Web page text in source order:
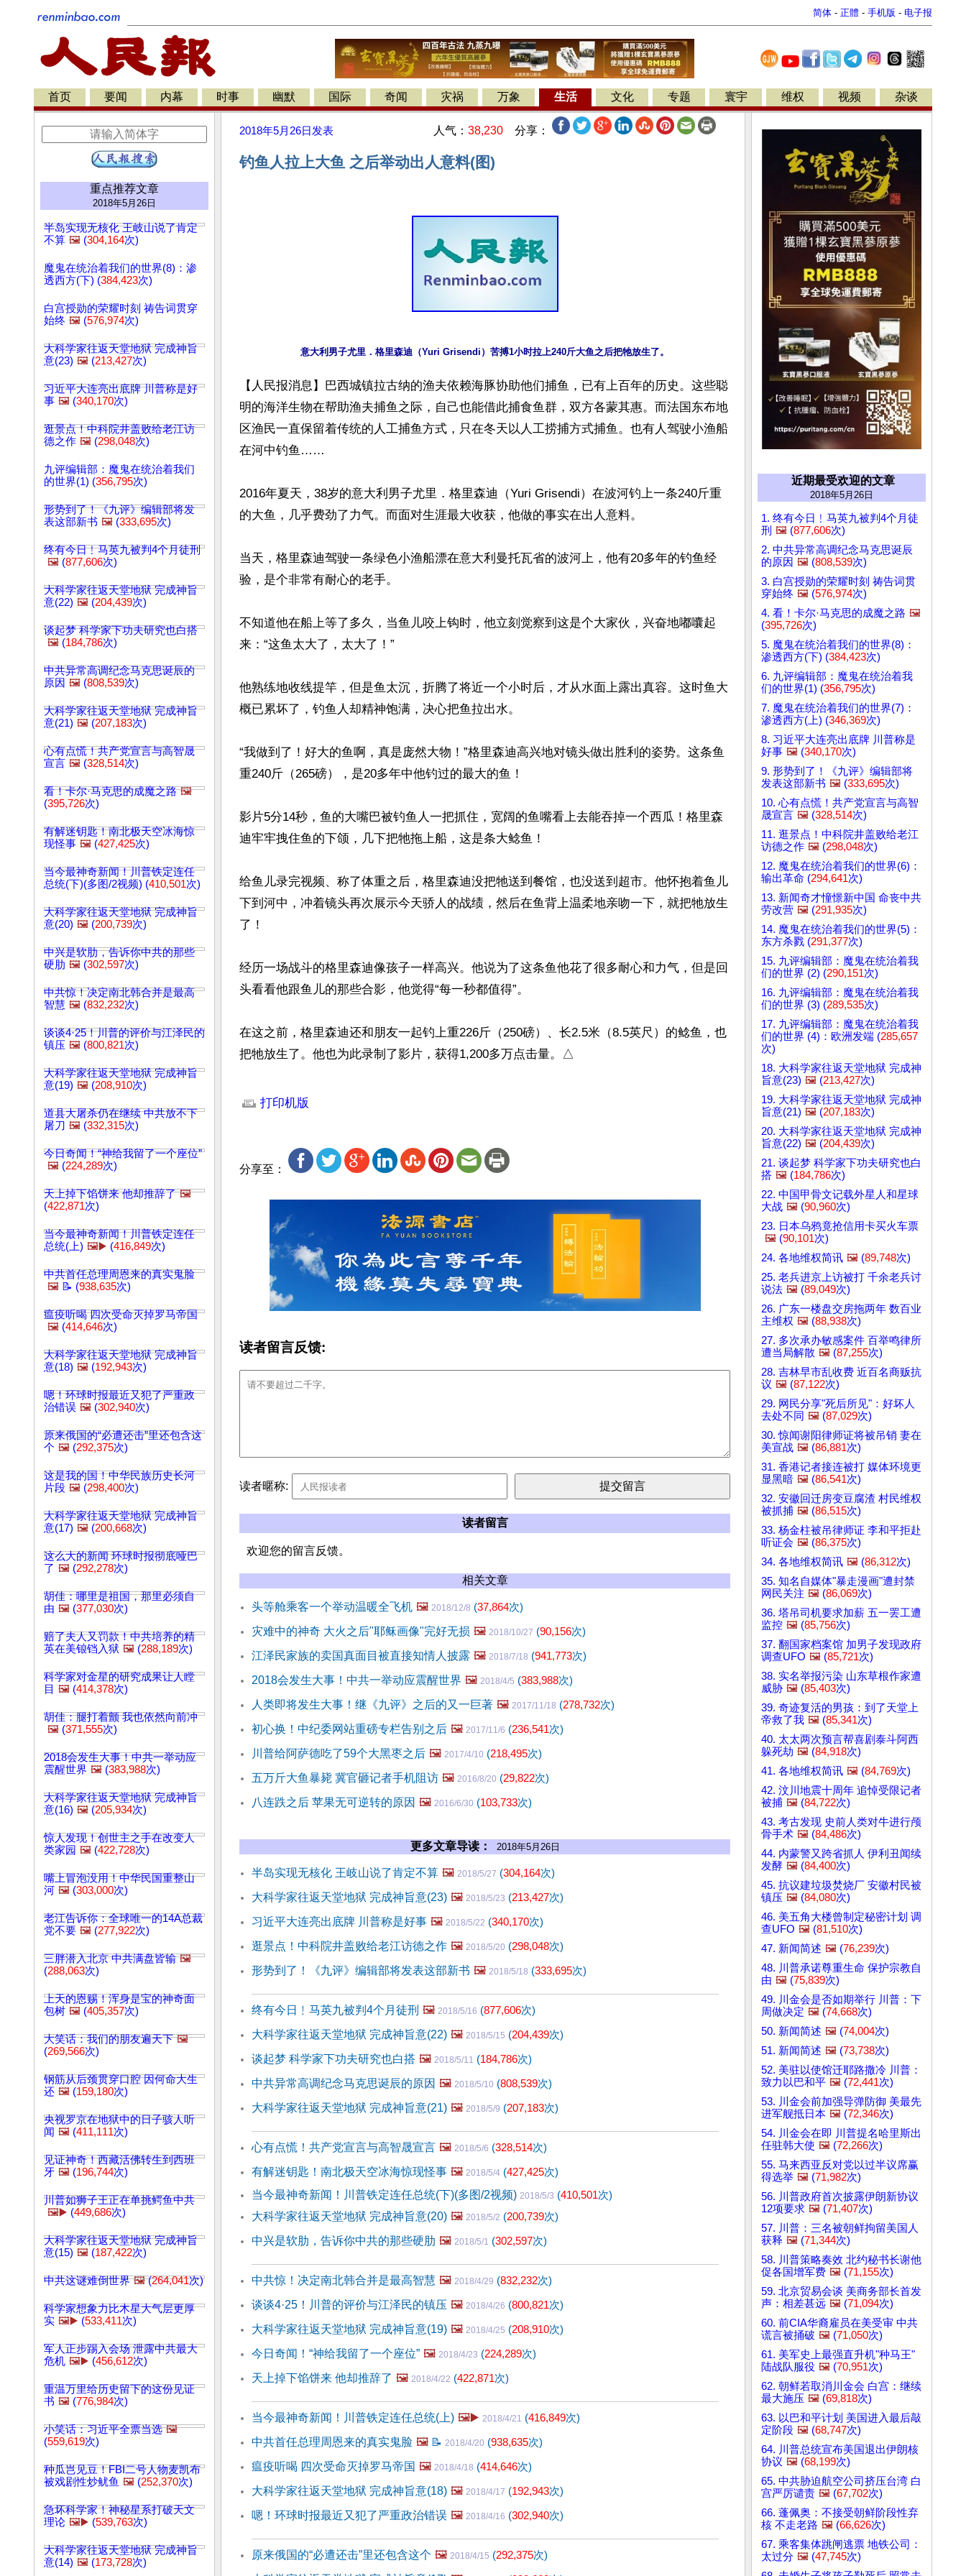
简体 - 正體 - 手机版 - 电子报
首页 要闻 内幕 时事 幽默 国际 奇闻 灾祸 万象 生活 文化 专题 寰宇 维权 视频 杂谈
重点推荐文章
2018年5月26日
半岛实现无核化 王岐山说了肯定
不算 🖼️ (304,164次)
魔鬼在统治着我们的世界(8)：渗
透西方(下) (384,423次)
白宫授勋的荣耀时刻 祷告词贯穿
始终 🖼️ (576,974次)
大科学家往返天堂地狱 完成神旨
意(23) 🖼️ (213,427次)
习近平大连亮出底牌 川普称是好
事 🖼️ (340,170次)
逛景点！中科院井盖败给老江访
德之作 🖼️ (298,048次)
九评编辑部：魔鬼在统治着我们
的世界(1) (356,795次)
形势到了！《九评》编辑部将发
表这部新书 🖼️ (333,695次)
终有今日﹗马英九被判4个月徒刑
🖼️ (877,606次)
大科学家往返天堂地狱 完成神旨
意(22) 🖼️ (204,439次)
谈起梦 科学家下功夫研究也白搭
🖼️ (184,786次)
中共异常高调纪念马克思诞辰的
原因 🖼️ (808,539次)
大科学家往返天堂地狱 完成神旨
意(21) 🖼️ (207,183次)
心有点慌！共产党宣言与高智晟
宣言 🖼️ (328,514次)
看！卡尔·马克思的成魔之路 🖼️
(395,726次)
有解迷钥匙！南北极天空冰海惊
现怪事 🖼️ (427,425次)
当今最神奇新闻！川普铁定连任
总统(下)(多图/2视频) (410,501次)
大科学家往返天堂地狱 完成神旨
意(20) 🖼️ (200,739次)
中兴是软肋，告诉你中共的那些
硬肋 🖼️ (302,597次)
中共惊！决定南北韩合并是最高
智慧 🖼️ (832,232次)
谈谈4·25！川普的评价与江泽民的
镇压 🖼️ (800,821次)
大科学家往返天堂地狱 完成神旨
意(19) 🖼️ (208,910次)
道县大屠杀仍在继续 中共放不下
屠刀 🖼️ (332,315次)
今日奇闻！“神给我留了一个座位”
🖼️ (224,289次)
天上掉下馅饼来 他却推辞了 🖼️
(422,871次)
当今最神奇新闻！川普铁定连任
总统(上) 🖼️▶️ (416,849次)
中共首任总理周恩来的真实鬼脸
🖼️ 📝 (938,635次)
瘟疫听喝 四次受命灭掉罗马帝国
🖼️ (414,646次)
大科学家往返天堂地狱 完成神旨
意(18) 🖼️ (192,943次)
嗯！环球时报最近又犯了严重政
治错误 🖼️ (302,940次)
原来俄国的“必遭还击”里还包含这
个 🖼️ (292,375次)
这是我的国！中华民族历史长河
片段 🖼️ (298,400次)
大科学家往返天堂地狱 完成神旨
意(17) 🖼️ (200,668次)
这么大的新闻 环球时报彻底哑巴
了 🖼️ (292,278次)
胡佳：哪里是祖国，那里必须自
由 🖼️ (377,030次)
赔了夫人又罚款！中共培养的精
英在美锒铛入狱 🖼️ (288,189次)
科学家对金星的研究成果让人瞠
目 🖼️ (414,378次)
胡佳：腿打着颤 我也依然向前冲
🖼️ (371,555次)
2018会发生大事！中共一举动应
震醒世界 🖼️ (383,988次)
大科学家往返天堂地狱 完成神旨
意(16) 🖼️ (205,934次)
惊人发现！创世主之手在改变人
类家园 🖼️ (422,728次)
嘴上冒泡没用！中华民国重整山
河 🖼️ (303,000次)
老江告诉你：全球唯一的14A总裁
党不要 🖼️ (277,922次)
三胖潜入北京 中共满盘皆输 🖼️
(288,063次)
上天的恩赐！浑身是宝的神奇面
包树 🖼️ (405,357次)
大笑话：我们的朋友遍天下 🖼️
(269,566次)
钢筋从后颈贯穿口腔 因何命大生
还 🖼️ (159,180次)
央视罗京在地狱中的日子骇人听
闻 🖼️ (411,111次)
见证神奇！西藏活佛转生到西班
牙 🖼️ (196,744次)
川普如狮子王正在单挑鳄鱼中共
🖼️▶️ (449,686次)
大科学家往返天堂地狱 完成神旨
意(15) 🖼️ (187,422次)
中共这谜难倒世界 🖼️(264,041次)
科学家想象力比木星大气层更厚
实 🖼️▶️ (533,411次)
军人正步踢入会场 泄露中共最大
危机 🖼️▶️ (456,612次)
重温万里给历史留下的这份见证
书 🖼️ (776,984次)
小笑话：习近平全票当选 🖼️
(559,619次)
种瓜岂见豆！FBI二号人物麦凯布
被戏剧性炒鱿鱼 🖼️ (252,370次)
急坏科学家！神秘星系打破天文
理论 🖼️▶️ (539,763次)
大科学家往返天堂地狱 完成神旨
意(14) 🖼️ (173,728次)
2018年5月26日 发表 人气： 38,230 分享：
钓鱼人拉上大鱼 之后举动出人意料(图)
【人民报消息】巴西城镇拉古纳的渔夫依赖海豚协助他们捕鱼，已有上百年的历史。这些聪
明的海洋生物在帮助渔夫捕鱼之际，自己也能借此捕食鱼群，双方各蒙其惠。而法国东布地
区渔民一直保留着传统的人工捕鱼方式，只在冬天以人工捞捕方式捕鱼。也有人驾驶小渔船
在河中钓鱼……
2016年夏天，38岁的意大利男子尤里．格里森迪（Yuri Grisendi）在波河钓上一条240斤重
的大鱼，几乎费劲了力气。而面对生涯最大收获，他做的事实在出人意料。
当天，格里森迪驾驶一条绿色小渔船漂在意大利曼托瓦省的波河上，他有20多年的钓鱼经
验，是个非常有耐心的老手。
不知道他在船上等了多久，当鱼儿咬上钩时，他立刻觉察到这是个大家伙，兴奋地嘟囔起
来：“这鱼太大了，太大了！”
他熟练地收线提竿，但是鱼太沉，折腾了将近一个小时后，才从水面上露出真容。这时鱼大
概已累坏了，钓鱼人却精神饱满，决心把鱼拉出水。
“我做到了！好大的鱼啊，真是庞然大物！”格里森迪高兴地对镜头做出胜利的姿势。这条鱼
重240斤（265磅），是20多年中他钓过的最大的鱼！
影片5分14秒，鱼的大嘴巴被钓鱼人一把抓住，宽阔的鱼嘴看上去能吞掉一个西瓜！格里森
迪牢牢拽住鱼的下颌，几下把牠拖上船，这是条大鲶鱼！
给鱼儿录完视频、称了体重之后，格里森迪没把牠送到餐馆，也没送到超市。他怀抱着鱼儿
下到河中，冲着镜头再次展示今天骄人的战绩，然后在鱼背上温柔地亲吻一下，就把牠放生
了！
经历一场战斗的格里森迪像孩子一样高兴。他说为了这条鱼他花了很多耐心和力气，但是回
头看看他跟鱼儿的那些合影，他觉得“每一秒都值得”。
在这之前，格里森迪还和朋友一起钓上重226斤（250磅）、长2.5米（8.5英尺）的鲶鱼，也
把牠放生了。他也为此录制了影片，获得1,200多万点击量。△
打印机版
分享至：
读者留言反馈:
读者暱称:
读者留言
欢迎您的留言反馈。
相关文章
头等舱乘客一个举动温暖全飞机 🖼️ 2018/12/8 (37,864次)
灾难中的神奇 大火之后"耶稣画像"完好无损 🖼️ 2018/10/27 (90,156次)
江泽民家族的卖国真面目被直接知情人披露 🖼️ 2018/7/18 (941,773次)
2018会发生大事！中共一举动应震醒世界 🖼️ 2018/4/5 (383,988次)
人类即将发生大事！继《九评》之后的又一巨著 🖼️ 2017/11/18 (278,732次)
初心换！中纪委网站重磅专栏告别之后 🖼️ 2017/11/6 (236,541次)
川普给阿萨德吃了59个大黑枣之后 🖼️ 2017/4/10 (218,495次)
五万斤大鱼暴毙 冀官砸记者手机阻访 🖼️ 2016/8/20 (29,822次)
八连跌之后 苹果无可逆转的原因 🖼️ 2016/6/30 (103,733次)
更多文章导读： 2018年5月26日
半岛实现无核化 王岐山说了肯定不算 🖼️ 2018/5/27 (304,164次)
大科学家往返天堂地狱 完成神旨意(23) 🖼️ 2018/5/23 (213,427次)
习近平大连亮出底牌 川普称是好事 🖼️ 2018/5/22 (340,170次)
逛景点！中科院井盖败给老江访德之作 🖼️ 2018/5/20 (298,048次)
形势到了！《九评》编辑部将发表这部新书 🖼️ 2018/5/18 (333,695次)
终有今日﹗马英九被判4个月徒刑 🖼️ 2018/5/16 (877,606次)
大科学家往返天堂地狱 完成神旨意(22) 🖼️ 2018/5/15 (204,439次)
谈起梦 科学家下功夫研究也白搭 🖼️ 2018/5/11 (184,786次)
中共异常高调纪念马克思诞辰的原因 🖼️ 2018/5/10 (808,539次)
大科学家往返天堂地狱 完成神旨意(21) 🖼️ 2018/5/9 (207,183次)
心有点慌！共产党宣言与高智晟宣言 🖼️ 2018/5/6 (328,514次)
有解迷钥匙！南北极天空冰海惊现怪事 🖼️ 2018/5/4 (427,425次)
当今最神奇新闻！川普铁定连任总统(下)(多图/2视频) 2018/5/3 (410,501次)
大科学家往返天堂地狱 完成神旨意(20) 🖼️ 2018/5/2 (200,739次)
中兴是软肋，告诉你中共的那些硬肋 🖼️ 2018/5/1 (302,597次)
中共惊！决定南北韩合并是最高智慧 🖼️ 2018/4/29 (832,232次)
谈谈4·25！川普的评价与江泽民的镇压 🖼️ 2018/4/26 (800,821次)
大科学家往返天堂地狱 完成神旨意(19) 🖼️ 2018/4/25 (208,910次)
今日奇闻！“神给我留了一个座位” 🖼️ 2018/4/23 (224,289次)
天上掉下馅饼来 他却推辞了 🖼️ 2018/4/22 (422,871次)
当今最神奇新闻！川普铁定连任总统(上) 🖼️▶️ 2018/4/21 (416,849次)
中共首任总理周恩来的真实鬼脸 🖼️ 📝 2018/4/20 (938,635次)
瘟疫听喝 四次受命灭掉罗马帝国 🖼️ 2018/4/18 (414,646次)
大科学家往返天堂地狱 完成神旨意(18) 🖼️ 2018/4/17 (192,943次)
嗯！环球时报最近又犯了严重政治错误 🖼️ 2018/4/16 (302,940次)
原来俄国的“必遭还击”里还包含这个 🖼️ 2018/4/15 (292,375次)
近期最受欢迎的文章
2018年5月26日
1. 终有今日﹗马英九被判4个月徒
刑 🖼️ (877,606次)
2. 中共异常高调纪念马克思诞辰
的原因 🖼️ (808,539次)
3. 白宫授勋的荣耀时刻 祷告词贯
穿始终 🖼️ (576,974次)
4. 看！卡尔·马克思的成魔之路 🖼️
(395,726次)
5. 魔鬼在统治着我们的世界(8)：
渗透西方(下) (384,423次)
6. 九评编辑部：魔鬼在统治着我
们的世界(1) (356,795次)
7. 魔鬼在统治着我们的世界(7)：
渗透西方(上) (346,369次)
8. 习近平大连亮出底牌 川普称是
好事 🖼️ (340,170次)
9. 形势到了！《九评》编辑部将
发表这部新书 🖼️ (333,695次)
10. 心有点慌！共产党宣言与高智
晟宣言 🖼️ (328,514次)
11. 逛景点！中科院井盖败给老江
访德之作 🖼️ (298,048次)
12. 魔鬼在统治着我们的世界(6)：
输出革命 (294,641次)
13. 新闻奇才憧憬新中国 命丧中共
劳改营 🖼️ (291,935次)
14. 魔鬼在统治着我们的世界(5)：
东方杀戮 (291,377次)
15. 九评编辑部：魔鬼在统治着我
们的世界 (2) (290,151次)
16. 九评编辑部：魔鬼在统治着我
们的世界 (3) (289,535次)
17. 九评编辑部：魔鬼在统治着我
们的世界 (4)：欧洲发端 (285,657
次)
18. 大科学家往返天堂地狱 完成神
旨意(23) 🖼️ (213,427次)
19. 大科学家往返天堂地狱 完成神
旨意(21) 🖼️ (207,183次)
20. 大科学家往返天堂地狱 完成神
旨意(22) 🖼️ (204,439次)
21. 谈起梦 科学家下功夫研究也白
搭 🖼️ (184,786次)
22. 中国甲骨文记载外星人和星球
大战 🖼️ (90,960次)
23. 日本乌鸦竟抢信用卡买火车票
🖼️ (90,101次)
24. 各地维权简讯 🖼️ (89,748次)
25. 老兵进京上访被打 千余老兵讨
说法 🖼️ (89,049次)
26. 广东一楼盘交房拖两年 数百业
主维权 🖼️ (88,938次)
27. 多次承办敏感案件 百举鸣律所
遭当局解散 🖼️ (87,255次)
28. 吉林早市乱收费 近百名商贩抗
议 🖼️ (87,122次)
29. 网民分享"死后所见"：好坏人
去处不同 🖼️ (87,029次)
30. 惊闻谢阳律师证将被吊销 妻在
美宣战 🖼️ (86,881次)
31. 香港记者接连被打 媒体环境更
显黑暗 🖼️ (86,541次)
32. 安徽回迁房变豆腐渣 村民维权
被抓捕 🖼️ (86,515次)
33. 杨金柱被吊律师证 李和平拒赴
听证会 🖼️ (86,375次)
34. 各地维权简讯 🖼️ (86,312次)
35. 知名自媒体"暴走漫画"遭封禁
网民关注 🖼️ (86,069次)
36. 塔吊司机要求加薪 五一罢工遭
监控 🖼️ (85,756次)
37. 翻国家档案馆 加男子发现政府
调查UFO 🖼️ (85,721次)
38. 实名举报污染 山东草根作家遭
威胁 🖼️ (85,403次)
39. 奇迹复活的男孩：到了天堂上
帝救了我 🖼️ (85,341次)
40. 太太两次预言帮喜剧泰斗阿西
躲死劫 🖼️ (84,918次)
41. 各地维权简讯 🖼️ (84,769次)
42. 汶川地震十周年 追悼受限记者
被捕 🖼️ (84,722次)
43. 考古发现 史前人类对牛进行颅
骨手术 🖼️ (84,486次)
44. 内蒙警又跨省抓人 伊利丑闻续
发酵 🖼️ (84,400次)
45. 抗议建垃圾焚烧厂 安徽村民被
镇压 🖼️ (84,080次)
46. 美五角大楼曾制定秘密计划 调
查UFO 🖼️ (81,510次)
47. 新闻简述 🖼️ (76,239次)
48. 川普承诺尊重生命 保护宗教自
由 🖼️ (75,839次)
49. 川金会是否如期举行 川普：下
周做决定 🖼️ (74,668次)
50. 新闻简述 🖼️ (74,004次)
51. 新闻简述 🖼️ (73,738次)
52. 美驻以使馆迁耶路撒冷 川普：
致力以巴和平 🖼️ (72,441次)
53. 川金会前加强导弹防御 美最先
进军舰抵日本 🖼️ (72,346次)
54. 川金会在即 川普提名哈里斯出
任驻韩大使 🖼️ (72,266次)
55. 马来西亚反对党以过半议席赢
得选举 🖼️ (71,982次)
56. 川普政府首次披露伊朗新协议
12项要求 🖼️ (71,407次)
57. 川普：三名被朝鲜拘留美国人
获释 🖼️ (71,344次)
58. 川普策略奏效 北约秘书长谢他
促各国增军费 🖼️ (71,155次)
59. 北京贸易会谈 美商务部长首发
声：相差甚远 🖼️ (71,094次)
60. 前CIA华裔雇员在美受审 中共
谎言被捅破 🖼️ (71,050次)
61. 美军史上最强直升机"种马王"
陆战队服役 🖼️ (70,951次)
62. 朝鲜若取消川金会 白宫：继续
最大施压 🖼️ (69,818次)
63. 以巴和平计划 美国进入最后敲
定阶段 🖼️ (68,747次)
64. 川普总统宣布美国退出伊朗核
协议 🖼️ (68,199次)
65. 中共胁迫航空公司挤压台湾 白
宫严厉谴责 🖼️ (67,702次)
66. 蓬佩奥：不接受朝鲜阶段性弃
核 不走老路 🖼️ (66,626次)
67. 乘客集体跳闸逃票 地铁公司：
太过分 🖼️ (47,745次)